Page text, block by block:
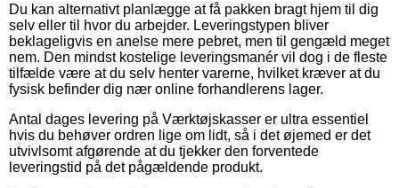
Du kan alternativt planlægge at få pakken bragt hjem til dig
selv eller til hvor du arbejder. Leveringstypen bliver
beklageligvis en anelse mere pebret, men til gengæld meget
nem. Den mindst kostelige leveringsmanér vil dog i de fleste
tilfælde være at du selv henter varerne, hvilket kræver at du
fysisk befinder dig nær online forhandlerens lager.
Antal dages levering på Værktøjskasser er ultra essentiel
hvis du behøver ordren lige om lidt, så i det øjemed er det
utvivlsomt afgørende at du tjekker den forventede
leveringstid på det pågældende produkt.